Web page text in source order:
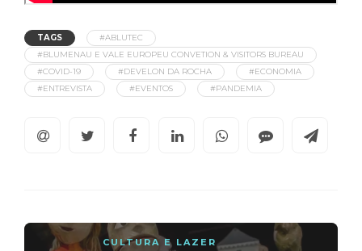
TAGS
#ABLUTEC
#BLUMENAU E VALE EUROPEU CONVETION & VISITORS BUREAU
#COVID-19
#DEVELON DA ROCHA
#ECONOMIA
#ENTREVISTA
#EVENTOS #PANDEMIA
CULTURA E LAZER